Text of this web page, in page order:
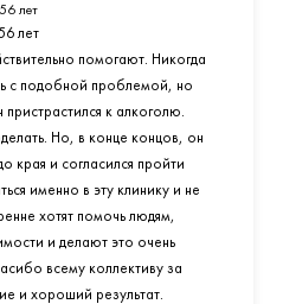
56 лет
лет
помогают. Никогда
с подобной проблемой, но
пристрастился к алкоголю.
Но, в конце концов, он
края и согласился пройти
именно в эту клинику и не
хотят помочь людям,
и делают это очень
всему коллективу за
и хороший результат.